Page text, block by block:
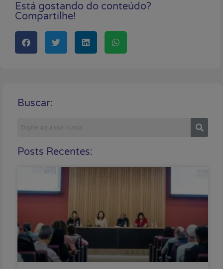
Está gostando do conteúdo?
Compartilhe!
Buscar:
Posts Recentes: